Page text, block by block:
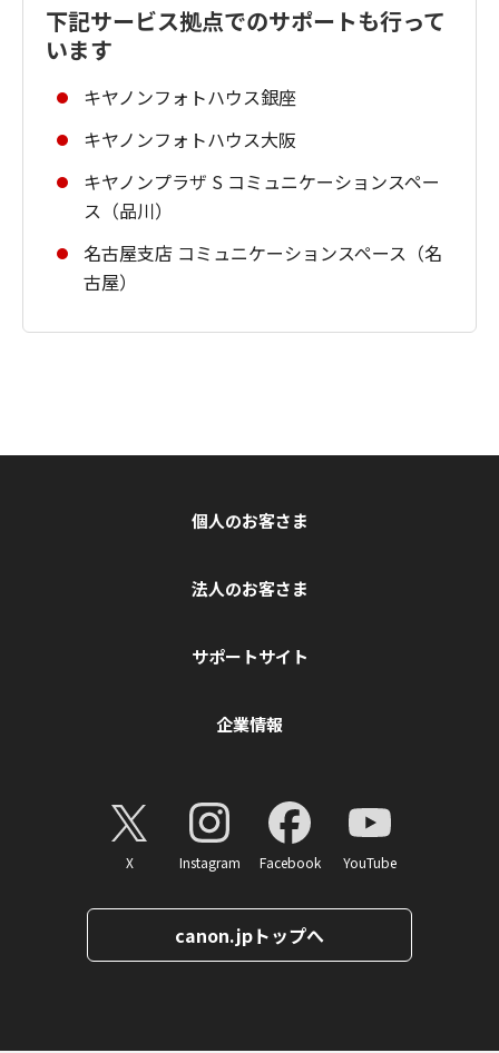
下記サービス拠点でのサポートも行って
います
キヤノンフォトハウス銀座
キヤノンフォトハウス大阪
キヤノンプラザ S コミュニケーションスペー
ス（品川）
名古屋支店 コミュニケーションスペース（名
古屋）
個人のお客さま
法人のお客さま
サポートサイト
企業情報
X Instagram Facebook YouTube
canon.jpトップへ